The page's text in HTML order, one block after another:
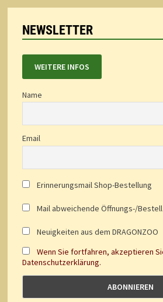
NEWSLETTER
WEITERE INFOS
Name
Email
Erinnerungsmail Shop-Bestellung
Mail abweichende Öffnungs-/
Neuigkeiten aus dem DRAGONZOO
Wenn Sie fortfahren, akzeptieren
Datenschutzerklärung.